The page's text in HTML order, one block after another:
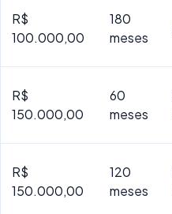
R$
100.000,00
180
meses
R$
150.000,00
60
meses
R$
150.000,00
120
meses